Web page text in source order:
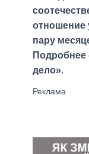
отношение
пару
дело».